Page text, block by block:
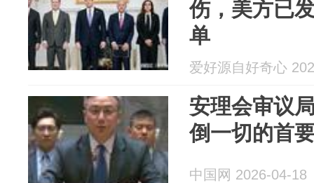
伤，美方已
单
爱好源自好奇心
安理会审议
倒一切的首
中国网 2026-04-18